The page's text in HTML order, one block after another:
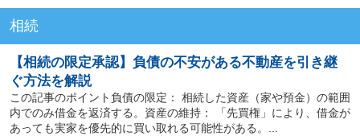
相続
【相続の限定承認】負債の不安がある不動産を引き継
ぐ方法を解説
この記事のポイント負債の限定： 相続した資産（家や預金）の範囲
内でのみ借金を返済する。資産の維持： 「先買権」により、借金が
あっても実家を優先的に買い取れる可能性がある。...